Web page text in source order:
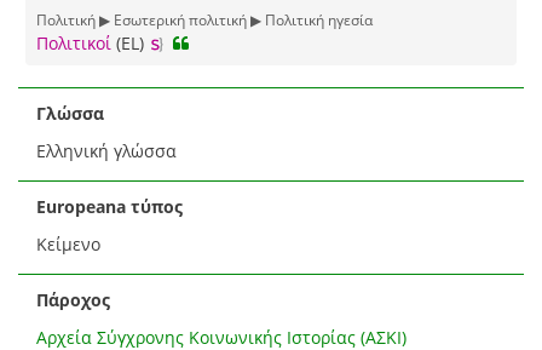
Πολιτική ▶ Εσωτερική πολιτική ▶ Πολιτική ηγεσία
Πολιτικοί (EL)
Γλώσσα
Ελληνική γλώσσα
Europeana τύπος
Κείμενο
Πάροχος
Αρχεία Σύγχρονης Κοινωνικής Ιστορίας (ΑΣΚΙ)